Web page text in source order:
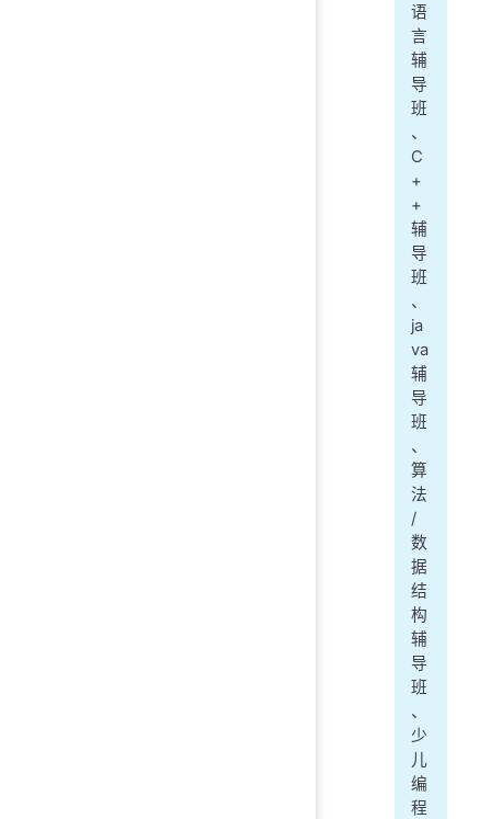
语
言
辅
导
班
、
C
+
+
辅
导
班
、
ja
va
辅
导
班
、
算
法
/
数
据
结
构
辅
导
班
、
少
儿
编
程